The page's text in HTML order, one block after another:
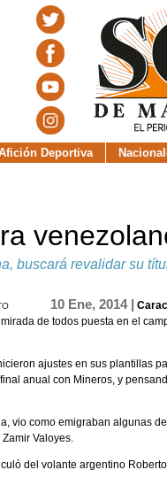
Deportiva
buscará revalidar su
10 Ene, 2014 |
de todos puesta en el
ajustes en sus plantillas
anual con Mineros, y
vio como emigraban algunas
Valoyes.
del volante argentino